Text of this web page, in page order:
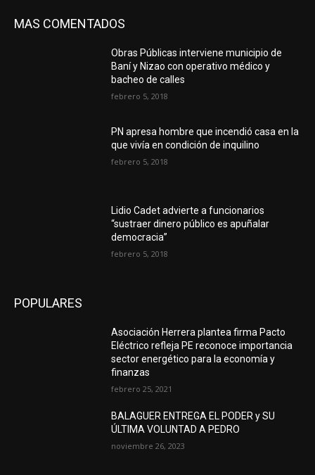
MAS COMENTADOS
Obras Públicas interviene municipio de
Baní y Nizao con operativo médico y
bacheo de calles
febrero 5, 2018
PN apresa hombre que incendió casa en la
que vivía en condición de inquilino
febrero 5, 2018
Lidio Cadet advierte a funcionarios
“sustraer dinero público es apuñalar
democracia”
febrero 5, 2018
POPULARES
Asociación Herrera plantea firma Pacto
Eléctrico refleja PE reconoce importancia
sector energético para la economía y
finanzas
febrero 25, 2021
BALAGUER ENTREGA EL PODER y SU
ÚLTIMA VOLUNTAD A PEDRO
noviembre 26, 2023